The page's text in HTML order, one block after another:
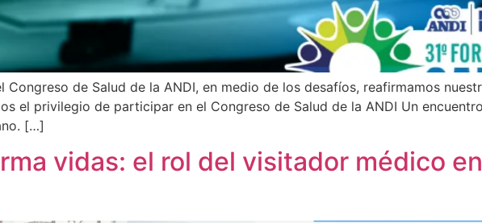
de Salud de la ANDI, en medio de los desafíos, reafirmamos
el privilegio de participar en el Congreso de Salud de la ANDI Un
[…]
vidas: el rol del visitador médico